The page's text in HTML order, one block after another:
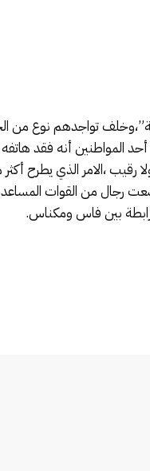
تواجدهم نوع من
أحد المواطنين أنه فقد
رقيب ،الامر الذي يطرح
رجال من القوات
بين فاس ومكناس.